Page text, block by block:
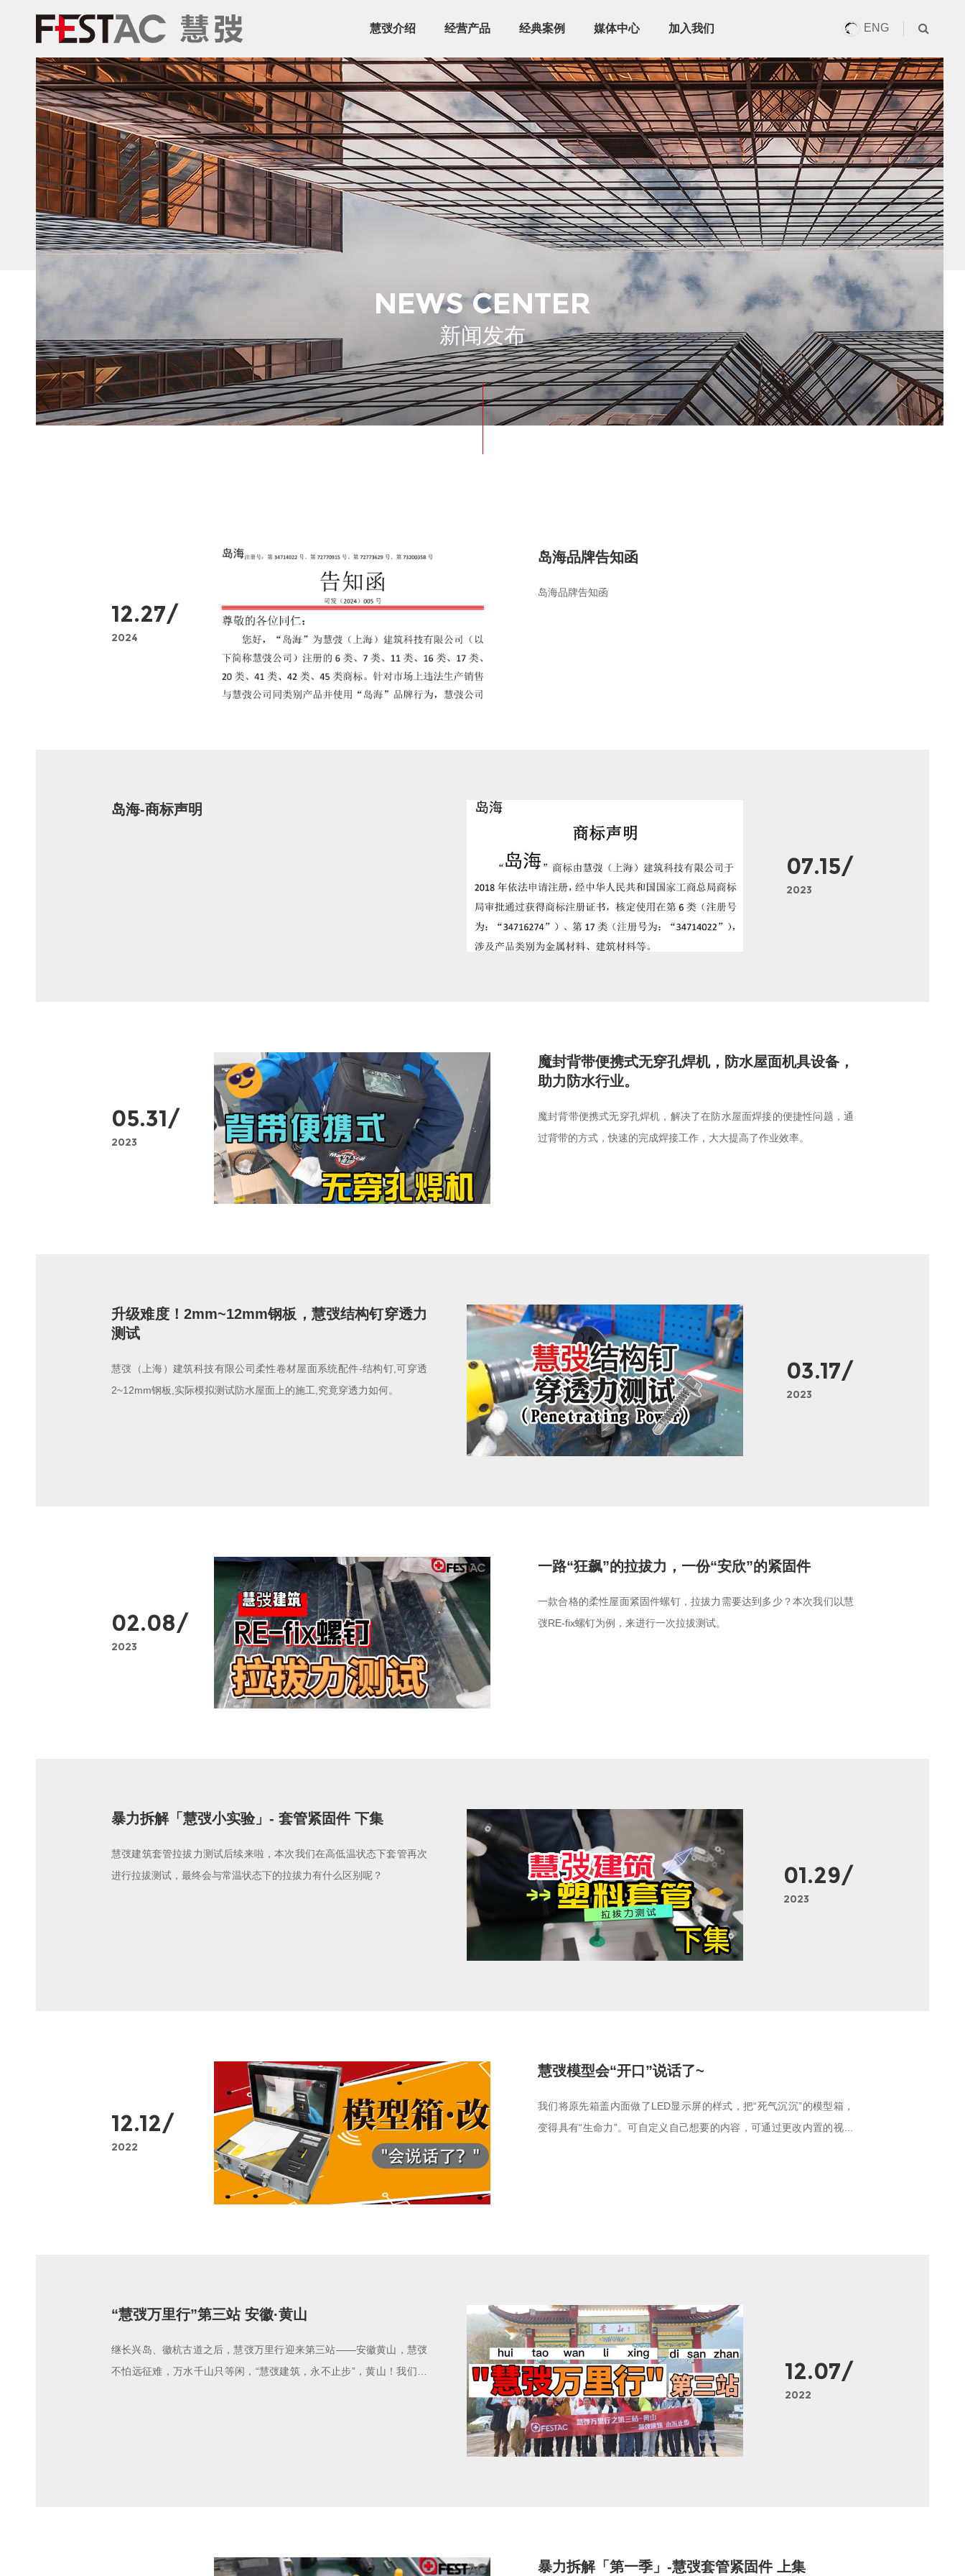
慧弢介绍 经营产品 经典案例 媒体中心 加入我们 ENG
NEWS CENTER
新闻发布
12.27/
2024
岛海品牌告知函
岛海品牌告知函
07.15/
2023
岛海-商标声明
05.31/
2023
魔封背带便携式无穿孔焊机，防水屋面机具设备，
助力防水行业。
魔封背带便携式无穿孔焊机，解决了在防水屋面焊接的便捷性问题，通
过背带的方式，快速的完成焊接工作，大大提高了作业效率。
03.17/
2023
升级难度！2mm~12mm钢板，慧弢结构钉穿透力
测试
慧弢（上海）建筑科技有限公司柔性卷材屋面系统配件-结构钉,可穿透
2~12mm钢板,实际模拟测试防水屋面上的施工,究竟穿透力如何。
02.08/
2023
一路“狂飙”的拉拔力，一份“安欣”的紧固件
一款合格的柔性屋面紧固件螺钉，拉拔力需要达到多少？本次我们以慧
弢RE-fix螺钉为例，来进行一次拉拔测试。
01.29/
2023
暴力拆解「慧弢小实验」- 套管紧固件 下集
慧弢建筑套管拉拔力测试后续来啦，本次我们在高低温状态下套管再次
进行拉拔测试，最终会与常温状态下的拉拔力有什么区别呢？
12.12/
2022
慧弢模型会“开口”说话了~
我们将原先箱盖内面做了LED显示屏的样式，把“死气沉沉”的模型箱，
变得具有“生命力”。可自定义自己想要的内容，可通过更改内置的视频
12.07/
2022
“慧弢万里行”第三站 安徽·黄山
继长兴岛、徽杭古道之后，慧弢万里行迎来第三站——安徽黄山，慧弢
不怕远征难，万水千山只等闲，“慧弢建筑，永不止步”，黄山！我们来
暴力拆解「第一季」-慧弢套管紧固件 上集